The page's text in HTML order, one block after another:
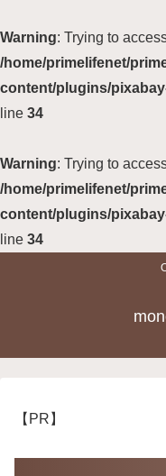
Warning: Trying to
/home/primelifenet/
content/plugins/
line 34
Warning: Trying to
/home/primelifenet/
content/plugins/
line 34
【PR】